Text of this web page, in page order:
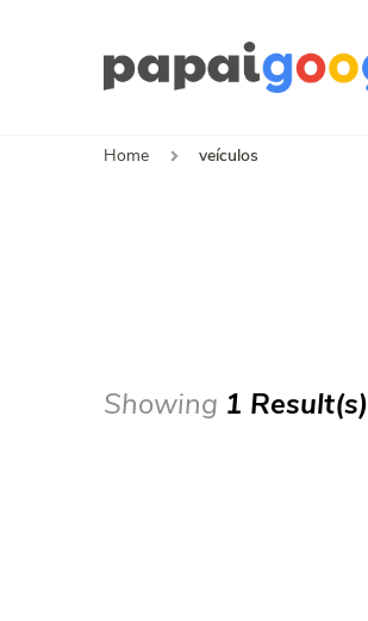
Home veículos
Showing 1 Result(s)